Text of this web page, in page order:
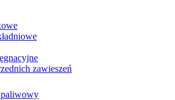
zawieszeń
paliwowy